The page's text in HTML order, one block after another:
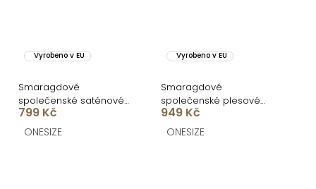
Vyrobeno v EU
Smaragdové
společenské saténové
dlouhé šaty CARMIYA
799 Kč
ONESIZE
Vyrobeno v EU
Smaragdové
společenské plesové
dlouhé šaty LUNZARO
949 Kč
ONESIZE